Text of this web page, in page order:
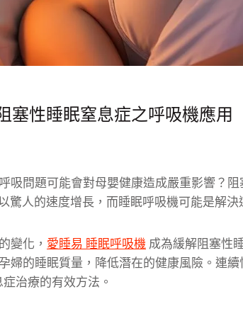
塞性睡眠窒息症之呼吸機應用
吸問題可能會對母嬰健康造成嚴重影響？
驚人的速度增長，而睡眠呼吸機可能是解決
變化， 愛睡易 睡眠呼吸機 成為緩解阻塞性
婦的睡眠質量，降低潛在的健康風險。連續
症治療的有效方法。